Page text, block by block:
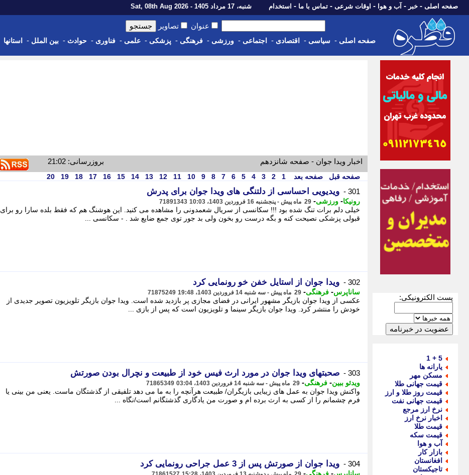
صفحه اصلی - خبر - آب و هوا - اوقات شرعی - تماس با ما - استخدام شنبه، 17 مرداد 1405 - Sat, 08th Aug 2026
عنوان تصاویر
صفحه اصلی - سیاسی - اقتصادی - اجتماعی - ورزشی - فرهنگی - پزشکی - علمی - فناوری - حوادث - بین الملل - استانها
پست الکترونیکی:
5 + 1
یارانه ها
مسکن مهر
قیمت جهانی طلا
قیمت روز طلا و ارز
قیمت جهانی نفت
نرخ ارز مرجع
اخبار نرخ ارز
قیمت طلا
قیمت سکه
آب و هوا
بازار کار
افغانستان
تاجیکستان
اخبار ویدا جوان - صفحه شانزدهم بروزرسانی: 21:02
صفحه قبل صفحه بعد 1
2
3
4
5
6
7
8
9
10
11
12
13
14
15
16
17
18
19
20
301 - ویدیویی احساسی از دلتنگی های ویدا جوان برای پدرش
رونیکا- ورزشی- 29 ماه پیش - پنجشنبه 16 فروردین 1403، 10:03 71891343
خیلی دلم برات تنگ شده بود !!! سکانسی از سریال شعمدونی را مشاهده می کنید. این هوشنگ هم که فقط بلده سارا رو برای
قبولی پزشکی نصیحت کنه و بگه درست رو بخون ولی بد جور توی جمع ضایع شد . - سکانسی ...
302 - ویدا جوان از استایل خفن خو رونمایی کرد
ساناپرس- فرهنگی- 29 ماه پیش - سه شنبه 14 فروردین 1403، 19:48 71875249
عکسی از ویدا جوان بازیگر مشهور ایرانی در فضای مجازی پر بازدید شده است. ویدا جوان بازیگر تلویزیون تصویر جدیدی از
خودش را منتشر کرد. ویدا جوان بازیگر سینما و تلویزیون است که پس از بازی ...
303 - صحبتهای ویدا جوان در مورد ارث فیس خود از طبیعت و نچرال بودن صورتش
ویدئو ببین- فرهنگی- 29 ماه پیش - سه شنبه 14 فروردین 1403، 03:04 71865349
واکنش ویدا جوان به عمل های زیبایی بازیگران/ طبیعت هرآنچه را به ما می دهد تلفیقی از گذشتگان ماست. یعنی من بینی یا
فرم چشمانم را از کسی به ارث برده ام و صورت من یادگاری گذشتگانم است/نگاه ...
304 - ویدا جوان از صورتش پس از 3 عمل جراحی رونمایی کرد
-
-